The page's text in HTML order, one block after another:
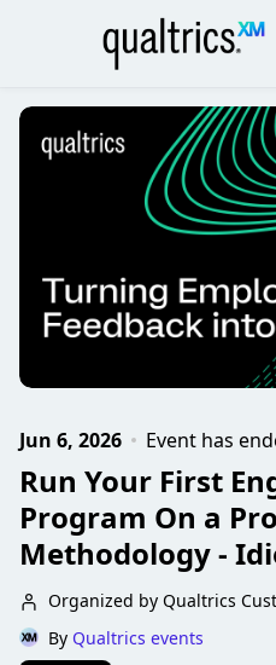
Skip to main content
Jun 6, 2026 Event has
Run Your First
Program On a
Methodology -
Organized by Qualtrics
By Qualtrics events